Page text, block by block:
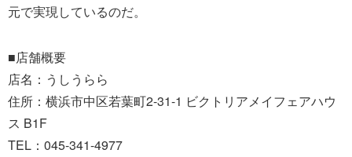
元で実現しているのだ。
■店舗概要
店名：うしうらら
住所：横浜市中区若葉町2-31-1 ビクトリアメイフェアハウ
ス B1F
TEL：045-341-4977